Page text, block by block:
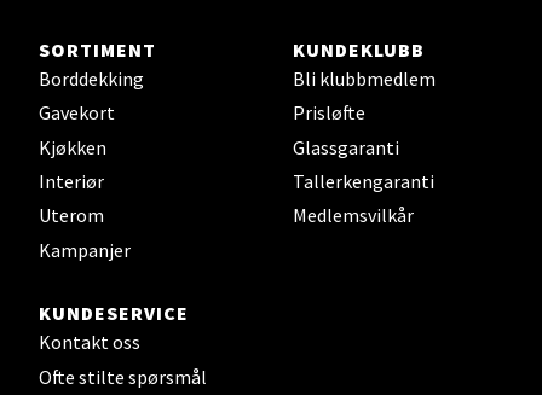
SORTIMENT
Borddekking
Gavekort
Kjøkken
Interiør
Uterom
Kampanjer
KUNDEKLUBB
Bli klubbmedlem
Prisløfte
Glassgaranti
Tallerkengaranti
Medlemsvilkår
KUNDESERVICE
Kontakt oss
Ofte stilte spørsmål
Leirvik - Stord
Torgbakken 2, 5401 Stord
Åpent i dag 10-17